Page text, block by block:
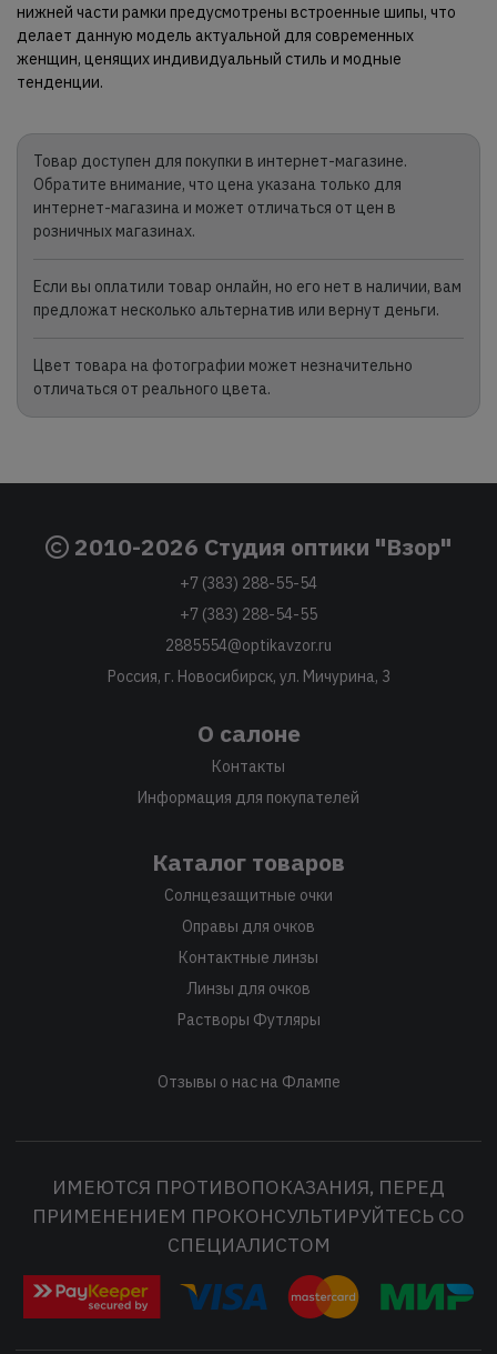
нижней части рамки предусмотрены встроенные шипы, что
делает данную модель актуальной для современных
женщин, ценящих индивидуальный стиль и модные
тенденции.
Товар доступен для покупки в интернет-магазине.
Обратите внимание, что цена указана только для
интернет-магазина и может отличаться от цен в
розничных магазинах.
Если вы оплатили товар онлайн, но его нет в наличии, вам
предложат несколько альтернатив или вернут деньги.
Цвет товара на фотографии может незначительно
отличаться от реального цвета.
2010-2026 Студия оптики "Взор"
+7 (383) 288-55-54
+7 (383) 288-54-55
2885554@optikavzor.ru
Россия, г. Новосибирск, ул. Мичурина, 3
О салоне
Контакты
Информация для покупателей
Каталог товаров
Солнцезащитные очки
Оправы для очков
Контактные линзы
Линзы для очков
Растворы Футляры
Отзывы о нас на Флампе
ИМЕЮТСЯ ПРОТИВОПОКАЗАНИЯ, ПЕРЕД
ПРИМЕНЕНИЕМ ПРОКОНСУЛЬТИРУЙТЕСЬ СО
СПЕЦИАЛИСТОМ